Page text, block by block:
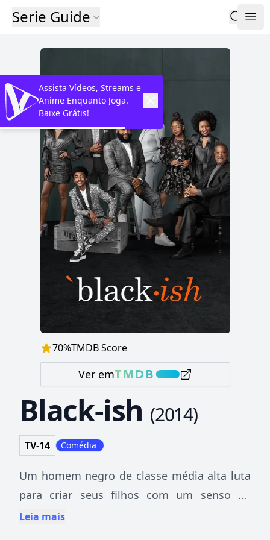
Serie Guide
70%TMDB Score
Ver em
Black-ish (2014)
TV-14 Comédia
Um homem negro de classe média alta luta
para criar seus filhos com um senso de
identidade cultural, apesar de constantes
Leia mais
Assista Vídeos, Streams e
Anime Enquanto Joga.
Baixe Grátis!